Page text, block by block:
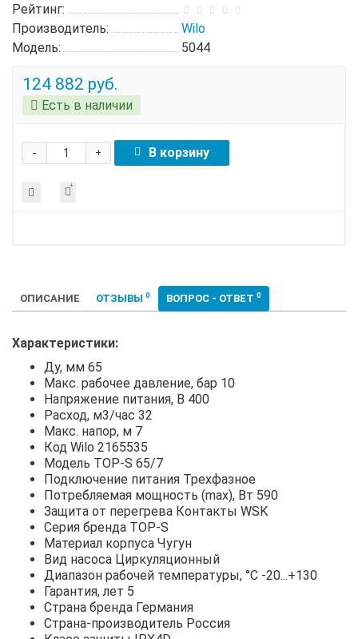
Рейтинг:
Производитель:
Wilo
Модель:
5044
124 882 руб.
Есть в наличии
+
- В корзину
ОПИСАНИЕ ОТЗЫВЫ 0 ВОПРОС - ОТВЕТ 0
Характеристики:
Ду, мм 65
Макс. рабочее давление, бар 10
Напряжение питания, В 400
Расход, м3/час 32
Макс. напор, м 7
Код Wilo 2165535
Модель TOP-S 65/7
Подключение питания Трехфазное
Потребляемая мощность (max), Вт 590
Защита от перегрева Контакты WSK
Серия бренда TOP-S
Материал корпуса Чугун
Вид насоса Циркуляционный
Диапазон рабочей температуры, °С -20...+130
Гарантия, лет 5
Страна бренда Германия
Страна-производитель Россия